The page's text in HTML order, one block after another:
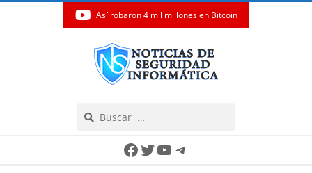
Así robaron 4 mil millones en Bitcoin
Facebook
Twitter
YouTube
Telegram